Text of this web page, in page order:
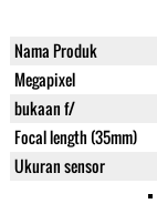
Nama Produk
Megapixel
bukaan f/
Focal length (35mm)
Ukuran sensor